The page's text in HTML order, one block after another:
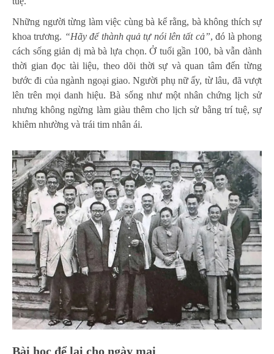
Những người từng làm việc cùng bà kể rằng, bà không thích sự
khoa trương. “Hãy để thành quả tự nói lên tất cả”, đó là phong
cách sống giản dị mà bà lựa chọn. Ở tuổi gần 100, bà vẫn dành
thời gian đọc tài liệu, theo dõi thời sự và quan tâm đến từng
bước đi của ngành ngoại giao. Người phụ nữ ấy, từ lâu, đã vượt
lên trên mọi danh hiệu. Bà sống như một nhân chứng lịch sử
nhưng không ngừng làm giàu thêm cho lịch sử bằng trí tuệ, sự
khiêm nhường và trái tim nhân ái.
Bài học để lại cho ngày mai